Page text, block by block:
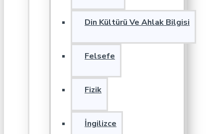
Din Kültürü Ve Ahlak Bilgisi
Felsefe
Fizik
İngilizce